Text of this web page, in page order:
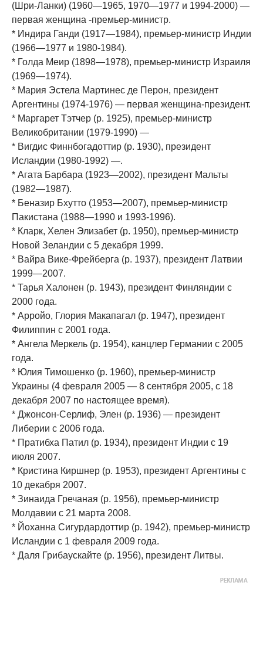
(Шри-Ланки) (1960—1965, 1970—1977 и 1994-2000) —
первая женщина -премьер-министр.
* Индира Ганди (1917—1984), премьер-министр Индии
(1966—1977 и 1980-1984).
* Голда Меир (1898—1978), премьер-министр Израиля
(1969—1974).
* Мария Эстела Мартинес де Перон, президент
Аргентины (1974-1976) — первая женщина-президент.
* Маргарет Тэтчер (р. 1925), премьер-министр
Великобритании (1979-1990) —
* Вигдис Финнбогадоттир (р. 1930), президент
Исландии (1980-1992) —.
* Агата Барбара (1923—2002), президент Мальты
(1982—1987).
* Беназир Бхутто (1953—2007), премьер-министр
Пакистана (1988—1990 и 1993-1996).
* Кларк, Хелен Элизабет (р. 1950), премьер-министр
Новой Зеландии с 5 декабря 1999.
* Вайра Вике-Фрейберга (р. 1937), президент Латвии
1999—2007.
* Тарья Халонен (р. 1943), президент Финляндии с
2000 года.
* Арройо, Глория Макапагал (р. 1947), президент
Филиппин с 2001 года.
* Ангела Меркель (р. 1954), канцлер Германии с 2005
года.
* Юлия Тимошенко (р. 1960), премьер-министр
Украины (4 февраля 2005 — 8 сентября 2005, с 18
декабря 2007 по настоящее время).
* Джонсон-Серлиф, Элен (р. 1936) — президент
Либерии с 2006 года.
* Пратибха Патил (р. 1934), президент Индии с 19
июля 2007.
* Кристина Киршнер (р. 1953), президент Аргентины с
10 декабря 2007.
* Зинаида Гречаная (р. 1956), премьер-министр
Молдавии с 21 марта 2008.
* Йоханна Сигурдардоттир (р. 1942), премьер-министр
Исландии с 1 февраля 2009 года.
* Даля Грибаускайте (p. 1956), президент Литвы.